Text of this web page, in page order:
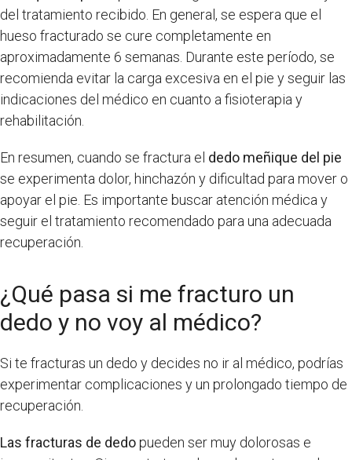
del tratamiento recibido. En general, se espera que el
hueso fracturado se cure completamente en
aproximadamente 6 semanas. Durante este período, se
recomienda evitar la carga excesiva en el pie y seguir las
indicaciones del médico en cuanto a fisioterapia y
rehabilitación.
En resumen, cuando se fractura el dedo meñique del pie
se experimenta dolor, hinchazón y dificultad para mover o
apoyar el pie. Es importante buscar atención médica y
seguir el tratamiento recomendado para una adecuada
recuperación.
¿Qué pasa si me fracturo un
dedo y no voy al médico?
Si te fracturas un dedo y decides no ir al médico, podrías
experimentar complicaciones y un prolongado tiempo de
recuperación.
Las fracturas de dedopueden ser muy dolorosas e